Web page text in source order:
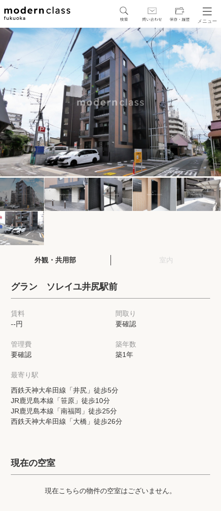
メニュー
SEARCH
地図から探す 駅・路線から探す
区から探す
人気エリアから探す
アクセスランキング
保存した物件
閲覧履歴
保存した検索条件
店舗・スタッフ紹介
希望条件を伝えてプロに探してもらう
来店予約
各種お問い合わせ
高級賃貸物件コラム modern classについて
高級賃貸物件トピック 会社概要
商標について
外観・共用部 室内
グラン ソレイユ井尻駅前
賃料
--円
間取り
要確認
管理費
要確認
築年数
築1年
最寄り駅
西鉄天神大牟田線「井尻」徒歩5分
JR鹿児島本線「笹原」徒歩10分
JR鹿児島本線「南福岡」徒歩25分
西鉄天神大牟田線「大橋」徒歩26分
現在の空室
現在こちらの物件の空室はございません。